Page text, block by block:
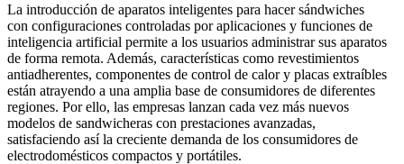
La introducción de aparatos inteligentes para hacer sándwiches
con configuraciones controladas por aplicaciones y funciones de
inteligencia artificial permite a los usuarios administrar sus aparatos
de forma remota. Además, características como revestimientos
antiadherentes, componentes de control de calor y placas extraíbles
están atrayendo a una amplia base de consumidores de diferentes
regiones. Por ello, las empresas lanzan cada vez más nuevos
modelos de sandwicheras con prestaciones avanzadas,
satisfaciendo así la creciente demanda de los consumidores de
electrodomésticos compactos y portátiles.